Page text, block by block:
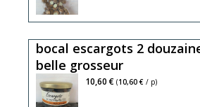
bocal escargots 2
belle grosseur
10,60 € (10,60 € / p)